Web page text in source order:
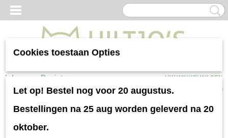
Inloggen Registreren UW WINKELWAGEN
Geen producten (0)
Sorteer op:
Cookies toestaan Opties
Let op! Bestel nog voor 20 augustus.
Bestellingen na 25 aug worden geleverd na 20
oktober.